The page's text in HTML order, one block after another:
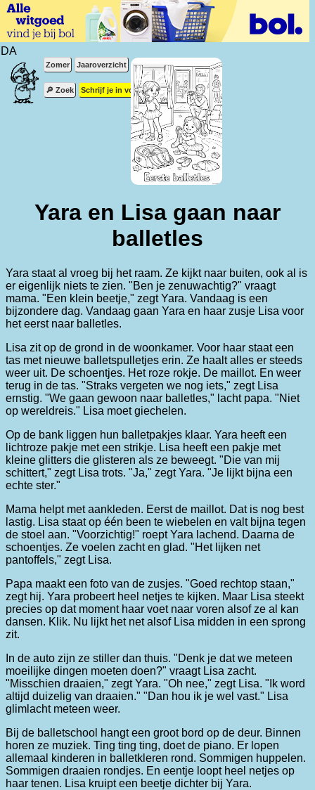
Zomer Jaaroverzicht
🔎 Zoek Schrijf je in voor de nieuwsbrief
Yara en Lisa gaan naar
balletles
Yara staat al vroeg bij het raam. Ze kijkt naar buiten, ook al is
er eigenlijk niets te zien. "Ben je zenuwachtig?" vraagt
mama. "Een klein beetje," zegt Yara. Vandaag is een
bijzondere dag. Vandaag gaan Yara en haar zusje Lisa voor
het eerst naar balletles.
Lisa zit op de grond in de woonkamer. Voor haar staat een
tas met nieuwe balletspulletjes erin. Ze haalt alles er steeds
weer uit. De schoentjes. Het roze rokje. De maillot. En weer
terug in de tas. "Straks vergeten we nog iets," zegt Lisa
ernstig. "We gaan gewoon naar balletles," lacht papa. "Niet
op wereldreis." Lisa moet giechelen.
Op de bank liggen hun balletpakjes klaar. Yara heeft een
lichtroze pakje met een strikje. Lisa heeft een pakje met
kleine glitters die glisteren als ze beweegt. "Die van mij
schittert," zegt Lisa trots. "Ja," zegt Yara. "Je lijkt bijna een
echte ster."
Mama helpt met aankleden. Eerst de maillot. Dat is nog best
lastig. Lisa staat op één been te wiebelen en valt bijna tegen
de stoel aan. "Voorzichtig!" roept Yara lachend. Daarna de
schoentjes. Ze voelen zacht en glad. "Het lijken net
pantoffels," zegt Lisa.
Papa maakt een foto van de zusjes. "Goed rechtop staan,"
zegt hij. Yara probeert heel netjes te kijken. Maar Lisa steekt
precies op dat moment haar voet naar voren alsof ze al kan
dansen. Klik. Nu lijkt het net alsof Lisa midden in een sprong
zit.
In de auto zijn ze stiller dan thuis. "Denk je dat we meteen
moeilijke dingen moeten doen?" vraagt Lisa zacht.
"Misschien draaien," zegt Yara. "Oh nee," zegt Lisa. "Ik word
altijd duizelig van draaien." "Dan hou ik je wel vast." Lisa
glimlacht meteen weer.
Bij de balletschool hangt een groot bord op de deur. Binnen
horen ze muziek. Ting ting ting, doet de piano. Er lopen
allemaal kinderen in balletkleren rond. Sommigen huppelen.
Sommigen draaien rondjes. En eentje loopt heel netjes op
haar tenen. Lisa kruipt een beetje dichter bij Yara.